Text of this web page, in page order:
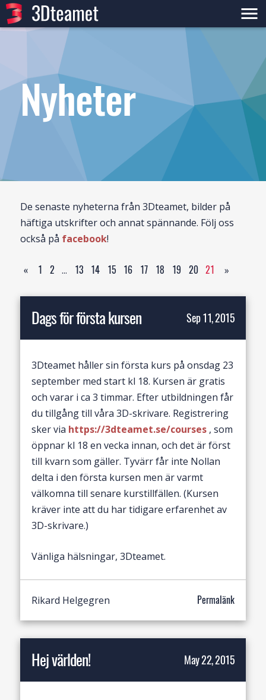
menu
Nyheter
De senaste nyheterna från 3Dteamet, bilder på
häftiga utskrifter och annat spännande. Följ oss
också på facebook!
« 1 2 ... 13 14 15 16 17 18 19 20 21 »
Dags för första kursen Sep 11, 2015
3Dteamet håller sin första kurs på onsdag 23
september med start kl 18. Kursen är gratis
och varar i ca 3 timmar. Efter utbildningen får
du tillgång till våra 3D-skrivare. Registrering
sker via https://3dteamet.se/courses, som
öppnar kl 18 en vecka innan, och det är först
till kvarn som gäller. Tyvärr får inte Nollan
delta i den första kursen men är varmt
välkomna till senare kurstillfällen. (Kursen
kräver inte att du har tidigare erfarenhet av
3D-skrivare.)
Vänliga hälsningar, 3Dteamet.
Rikard Helgegren Permalänk
Hej världen! May 22, 2015